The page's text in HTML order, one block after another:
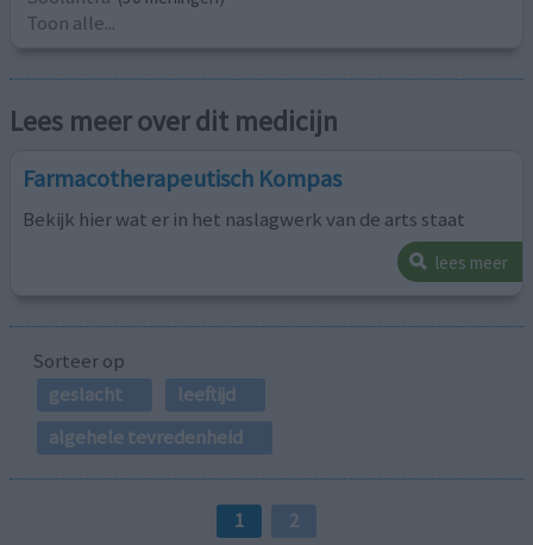
Toon alle...
Lees meer over dit medicijn
Farmacotherapeutisch Kompas
Bekijk hier wat er in het naslagwerk van de arts staat
lees meer
Sorteer op
geslacht
leeftijd
algehele tevredenheid
1 2